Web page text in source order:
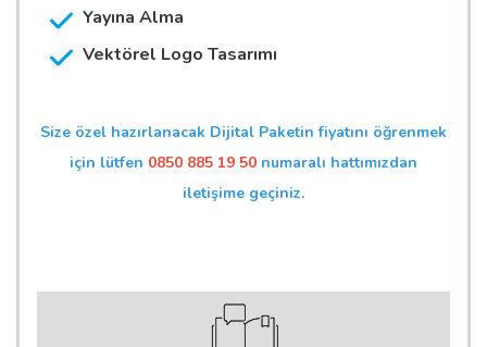
Yayına Alma
Vektörel Logo Tasarımı
Size özel hazırlanacak Dijital Paketin fiyatını öğrenmek
için lütfen 0850 885 19 50 numaralı hattımızdan
iletişime geçiniz.